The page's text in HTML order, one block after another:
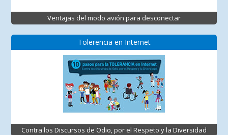
Ventajas del modo avión para desconectar
Tolerencia en Internet
Contra los Discursos de Odio, por el Respeto y la Diversidad